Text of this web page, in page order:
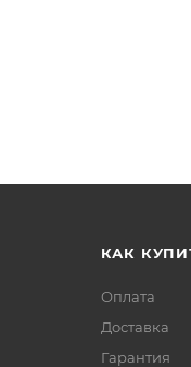
КАК
Оплата
Доставка
Гарантия